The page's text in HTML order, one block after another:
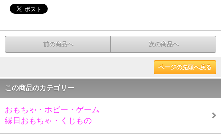
前の商品へ 次の商品へ
ページの先頭へ戻る
この商品のカテゴリー
おもちゃ・ホビー・ゲーム
縁日おもちゃ・くじもの